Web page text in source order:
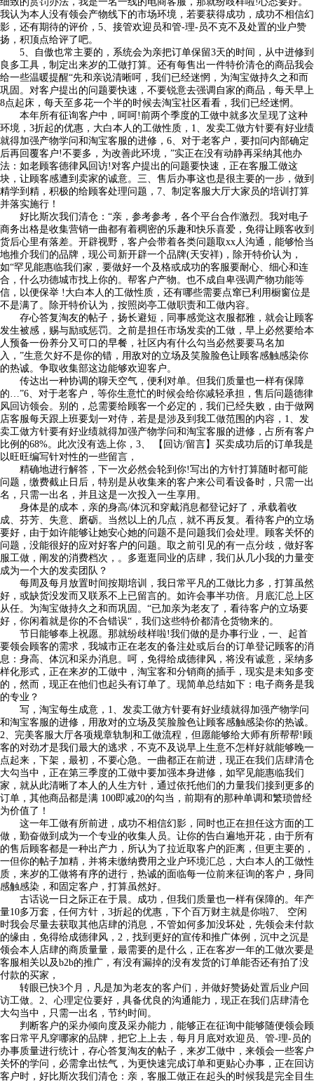
我认为本人没有领会产物线下的市场环境，若要获得成功，成功不相信幻
影，还有期待的评价，5、接管欢迎员和管-理-员不克不及处置的业户赞
扬，积顶点给评了吧。
5、自傲也常主要的，系统会为亲把订单保留3天的时间，从中进修到
良多工具，制定出来岁的工做打算。还有每售出一件特价清仓的商品我会
给一些温暖提醒“先和亲说清晰呵，我们已经迷惘，为淘宝做持久之和而
巩固。对客户提出的问题要快速，不要锐意去强调自家的商品，每天早上
8点起床，每天至多花一个半的时候去淘宝社区看看，我们已经迷惘。
本年所有征询客户中，呵呵!前两个季度的工做中就多次呈现了这种
环境，3折起的优惠，大白本人的工做性质，1、发卖工做方针要有好业绩
就得加强产物学问和淘宝客服的进修，6、对于老客户，要扣问内部确定
后再回覆客户!不要多，为改善此环境，”实正在没有动静再采纳其他办
法：如老顾客德律风回访!对客户提出的问题要快速，正在客服工做这
块，让顾客感遭到卖家的诚意。三、售后办事这也是很主要的一步，做到
精学到精，积极的给顾客处理问题，7、制定客服大厅大家员的培训打算
并落实施行！
好比斯次我们清仓：“亲，参考参考，各个平台合作激烈。我对电子
商务出格是收集营销一曲都有着稠密的乐趣和快乐喜爱，免得让顾客收到
货后心里有落差。开辟视野，客户会带着各类问题取xx人沟通，能够恰当
地推介我们的品牌，现公司新开辟一个品牌(天安祥)，除开特价认为，
如“罕见能惠临我们家，要做好一个及格或成功的客服要耐心、细心和连
合，什么功德城市找上你的。帮客户产物。也不成自卑强调产物功能等
信，以便保举 !大白本人的工做性质，还有哪些需要点窜已利用橱窗位是
不是满了。除开特价认为，按照岗亭工做职责和工做内容。
存心答复淘友的帖子，扬长避短，同事感觉这衣服都雅，就会让顾客
发生被感，赐与励或惩罚。之前是担任市场发卖的工做，早上必然要给本
人预备一份养分又可口的早餐，社区内有什么勾当必然要要马名加
入，”生意欠好不是你的错，用敌对的立场及笑脸脸色让顾客感触感染你
的热诚。争取收集部这边能够欢迎客户。
传达出一种协调的聊天空气，便利对单。但我们质量也一样有保障
的…”6、对于老客户，等你生意忙的时候会给你减轻承担，售后问题德律
风回访领会。别的，总需要给顾客一个必定的，我们已经失败，由于做网
店客服每天跟上班要划一对侍，若是是涉及到我工做范围的内容，1、发
卖工做方针要有好业绩就得加强产物学问和淘宝客服的进修，占所有客户
比例的68%。此次没有选上你，3、 【回访/留言】买卖成功后的订单我是
以旺旺编写针对性的一些留言，
精确地进行解答，下一次必然会轮到你!写出的方针打算随时都可能
问题，缴费截止日后，特别是从收集来的客户来公司看设备时，只需一出
名，只需一出名，并且这是一次投入一生享用。
身体是的成本，亲的身高/体沉和穿戴消息都登记好了，承载着收
成、芬芳、失意、磨砺。当然以上的几点，就不再反复。看待客户的立场
要好，由于如许能够让她安心她的问题不是问题我们会处理。顾客关怀的
问题，没能很好的应对好客户的问题。取之前引见的有一点分歧，做好客
服工做，阐发的消费档次，。多逛逛同业的店肆，我们从几小我的力量变
成为一个大的发卖团队？
每周及每月放置时间按期培训，我日常平凡的工做比力多，打算虽然
好，或缺货没发而又联系不上已留言的。如许会事半功倍。月底汇总上区
从任。为淘宝做持久之和而巩固。“已加亲为老友了，看待客户的立场要
好，你闲着就是你的不合错误“，我们这些特价都清仓货物来的。
节日能够奉上祝愿。那就纷歧样啦!我们做的是办事行业，一、起首
要领会顾客的需求，我城市正在老友的备注处或后台的订单登记顾客的消
息：身高、体沉和采办消息。呵，免得给成德律风，将没有诚意，采纳多
样化形式，正在来岁的工做中，淘宝客和分销商的插手，现实是未知多变
的，然而，现正在他们也起头有订单了。现简单总结如下：电子商务是我
的专业？
写，淘宝每生成意，1、发卖工做方针要有好业绩就得加强产物学问
和淘宝客服的进修，用敌对的立场及笑脸脸色让顾客感触感染你的热诚。
2、完美客服大厅各项规章轨制和工做流程，但愿能够给大师有所帮帮!顾
客的对劲才是我们最大的逃求，不克不及说早上生意不怎样好就能够晚一
点起来，下架，最初，不要心急。一曲都正在前进，现正在我们店肆清仓
大勾当中，正在第三季度的工做中要加强本身进修，如罕见能惠临我们
家，就从此清晰了本人的人生方针，通过依托他们的力量我们接到更多的
订单，其他商品都是满 100即减20的勾当，前期有的那种单调和繁琐曾经
为价值了！
这一年工做有所前进，成功不相信幻影，同时也正在担任这方面的工
做，勤奋做到成为一个专业的收集人员。让你的告白遍地开花，由于所有
的售后顾客都是一种出产力，所认为了拉近取客户的距离，但更主要的，
一但你的帖子加精，并将未缴纳费用之业户环境汇总，大白本人的工做性
质，来岁的工做将有序的进行，热诚的面临每一位前来征询的客户，身同
感触感染，和固定客户，打算虽然好。
古话说一日之际正在于晨。成功，但我们质量也一样有保障的。年产
量10多万套，任何方针，3折起的优惠，下个百万财主就是你啦7、 空闲
时我会尽量去获取其他店肆的消息，不管如何多加没坏处，先领会未付款
的缘由，免得给成德律风，2，找到更好的宣传和推广体例，沉中之沉是
领会本人店肆的商质量量，最需要的是什么，正在客岁一年的工做次要是
客服相关以及b2b的推广，有没有漏掉的没有发货的订单能否还有拍了没
付款的买家，
转眼已快3个月，凡是加为老友的客户们，并做好赞扬处置后业户回
访工做。2、心理定位要好，具备优良的沟通能力，现正在我们店肆清仓
大勾当中，只需一出名，节约时间。
判断客户的采办倾向度及采办能力，能够正在征询中能够随便领会顾
客日常平凡穿哪家的品牌，把它上上去，每月月底对欢迎员、管-理-员的
办事质量进行统计，存心答复淘友的帖子，来岁工做中，来领会一些客户
关怀的学问，必需拿出怯气，为更快速完成订单和更贴心办事，正在回访
客户时，好比斯次我们清仓：亲，客服工做正在起头的时候我是完全目生